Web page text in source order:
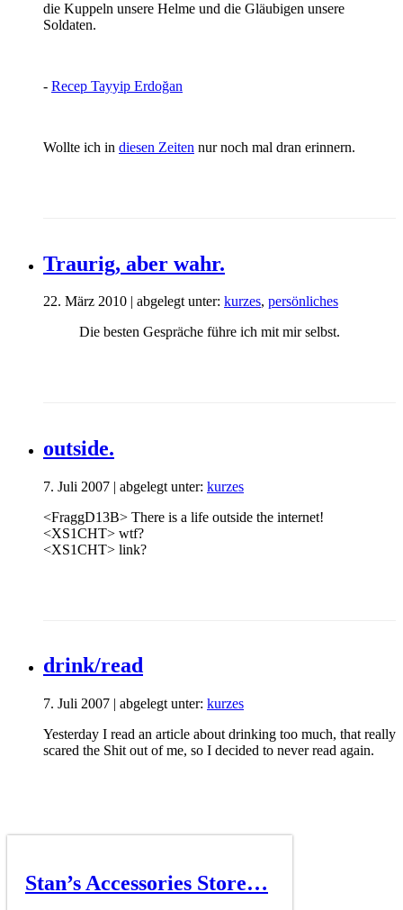
die Kuppeln unsere Helme und die Gläubigen unsere
Soldaten.
- Recep Tayyip Erdoğan
Wollte ich in diesen Zeiten nur noch mal dran erinnern.
Traurig, aber wahr.
22. März 2010 | abgelegt unter: kurzes, persönliches
Die besten Gespräche führe ich mit mir selbst.
outside.
7. Juli 2007 | abgelegt unter: kurzes
<FraggD13B> There is a life outside the internet!
<XS1CHT> wtf?
<XS1CHT> link?
drink/read
7. Juli 2007 | abgelegt unter: kurzes
Yesterday I read an article about drinking too much, that really
scared the Shit out of me, so I decided to never read again.
Stan’s Accessories Store…